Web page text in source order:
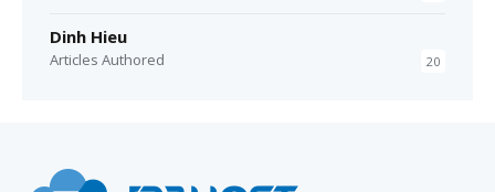
Dinh Hieu
Articles Authored 20